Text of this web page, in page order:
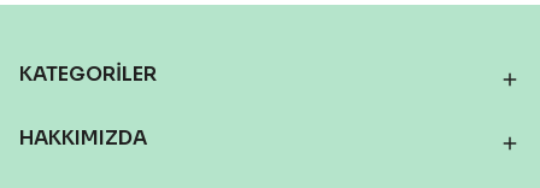
KATEGORİLER
HAKKIMIZDA